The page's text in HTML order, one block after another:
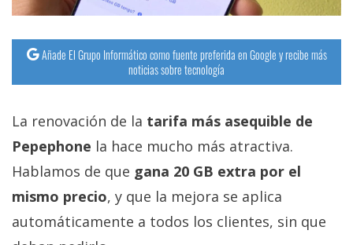
Añade El Grupo Informático como fuente preferida en Google y recibe más
noticias sobre tecnología
La renovación de la tarifa más asequible de
Pepephone la hace mucho más atractiva.
Hablamos de que gana 20 GB extra por el
mismo precio, y que la mejora se aplica
automáticamente a todos los clientes, sin que